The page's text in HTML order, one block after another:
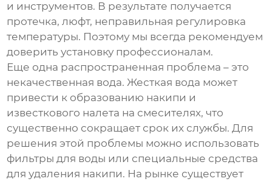
и инструментов. В результате получается
протечка, люфт, неправильная регулировка
температуры. Поэтому мы всегда рекомендуем
доверить установку профессионалам.
Еще одна распространенная проблема – это
некачественная вода. Жесткая вода может
привести к образованию накипи и
известкового налета на смесителях, что
существенно сокращает срок их службы. Для
решения этой проблемы можно использовать
фильтры для воды или специальные средства
для удаления накипи. На рынке существует